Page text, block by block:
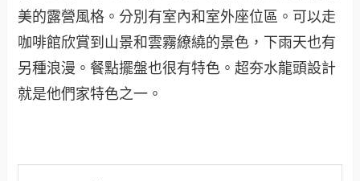
美的露營風格。分別有室內和室外座位區。可以走
咖啡館欣賞到山景和雲霧繚繞的景色，下雨天也有
另種浪漫。餐點擺盤也很有特色。超夯水龍頭設計
就是他們家特色之一。